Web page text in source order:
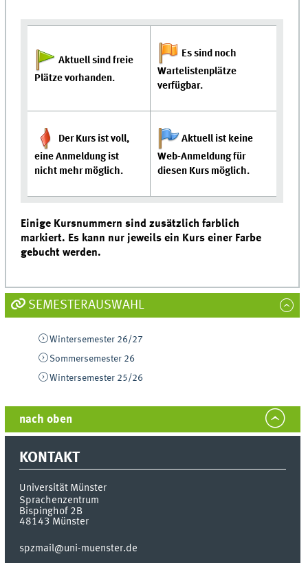
Aktuell sind freie
Plätze vorhanden.
Es sind noch
Wartelistenplätze
verfügbar.
Der Kurs ist voll,
eine Anmeldung ist
nicht mehr möglich.
Aktuell ist keine
Web-Anmeldung für
diesen Kurs möglich.
Einige Kursnummern sind zusätzlich farblich
markiert. Es kann nur jeweils ein Kurs einer Farbe
gebucht werden.
SEMESTERAUSWAHL
Wintersemester 26/27
Sommersemester 26
Wintersemester 25/26
nach oben
KONTAKT
Universität Münster
Sprachenzentrum
Bispinghof 2B
48143 Münster
spzmail@uni-muenster.de